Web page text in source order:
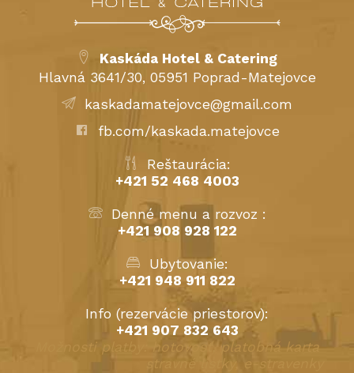
Kaskáda Hotel & Catering
Hlavná 3641/30, 05951 Poprad-Matejovce
kaskadamatejovce@gmail.com
fb.com/kaskada.matejovce
Reštaurácia:
+421 52 468 4003
Denné menu a rozvoz :
+421 908 928 122
Ubytovanie:
+421 948 911 822
Info (rezervácie priestorov):
+421 907 832 643
Možnosti platby: hotovosť, platobná karta
stravné lístky, e-stravenky